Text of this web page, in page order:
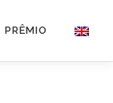
PRÊMIO